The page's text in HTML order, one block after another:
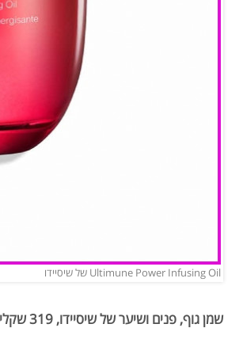
Ultimune Power Infusing Oil של שיסיידו
שמן גוף, פנים ושיער של שיסיידו, 319 שקלים